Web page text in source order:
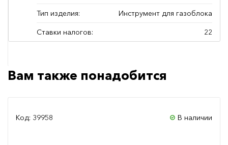
Тип изделия: Инструмент для газоблока
Ставки налогов: 22
Вам также понадобится
Код: 39958 В наличии